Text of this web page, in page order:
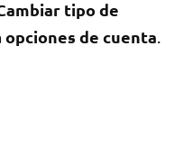
tipo de
opciones de cuenta.